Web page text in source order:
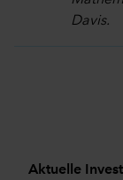
Davis.
Aktuelle